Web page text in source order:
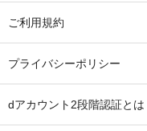
ご利用規約
プライバシーポリシー
dアカウント2段階認証とは